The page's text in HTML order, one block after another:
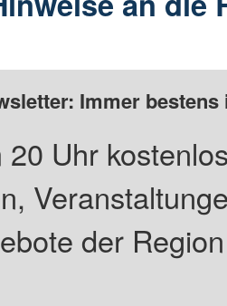
Immer
20 Uhr
der